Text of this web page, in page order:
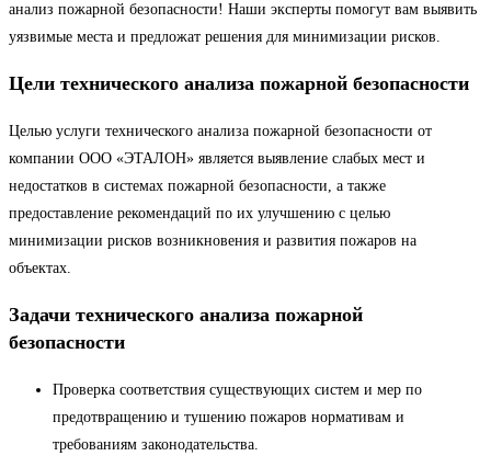
анализ пожарной безопасности! Наши эксперты помогут вам выявить
уязвимые места и предложат решения для минимизации рисков.
Цели технического анализа пожарной безопасности
Целью услуги технического анализа пожарной безопасности от
компании ООО «ЭТАЛОН» является выявление слабых мест и
недостатков в системах пожарной безопасности, а также
предоставление рекомендаций по их улучшению с целью
минимизации рисков возникновения и развития пожаров на
объектах.
Задачи технического анализа пожарной
безопасности
Проверка соответствия существующих систем и мер по
предотвращению и тушению пожаров нормативам и
требованиям законодательства.